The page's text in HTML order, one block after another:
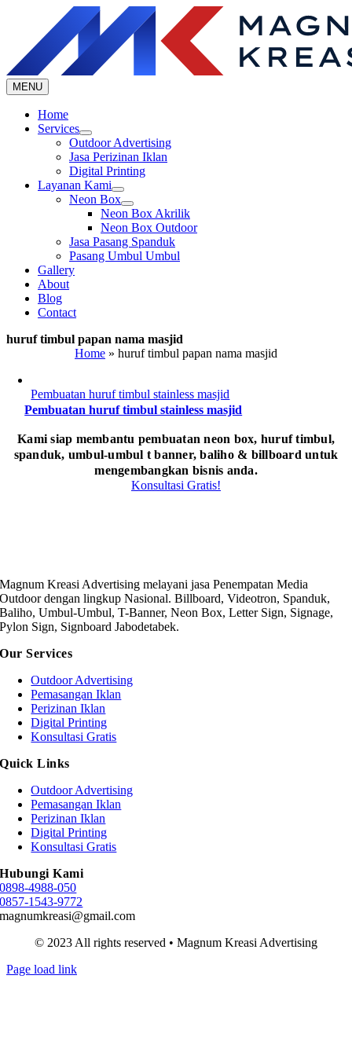
content
MENU
Home
Services
Outdoor Advertising
Jasa Perizinan Iklan
Digital Printing
Layanan Kami
Neon Box
Neon Box Akrilik
Neon Box Outdoor
Jasa Pasang Spanduk
Pasang Umbul Umbul
Gallery
About
Blog
Contact
huruf timbul papan nama masjid
Home » huruf timbul papan nama masjid
Pembuatan huruf timbul stainless masjid
Pembuatan huruf timbul stainless masjid
Kami siap membantu pembuatan neon box, huruf timbul,
spanduk, umbul-umbul t banner, baliho & billboard untuk
mengembangkan bisnis anda.
Konsultasi Gratis!
Magnum Kreasi Advertising melayani jasa Penempatan Media
Outdoor dengan lingkup Nasional. Billboard, Videotron, Spanduk,
Baliho, Umbul-Umbul, T-Banner, Neon Box, Letter Sign, Signage,
Pylon Sign, Signboard Jabodetabek.
Our Services
Outdoor Advertising
Pemasangan Iklan
Perizinan Iklan
Digital Printing
Konsultasi Gratis
Quick Links
Outdoor Advertising
Pemasangan Iklan
Perizinan Iklan
Digital Printing
Konsultasi Gratis
Hubungi Kami
0898-4988-050
0857-1543-9772
magnumkreasi@gmail.com
© 2023 All rights reserved • Magnum Kreasi Advertising
Page load link